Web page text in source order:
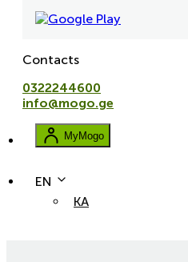
Contacts
0322244600
info@mogo.ge
MyMogo
EN
KA